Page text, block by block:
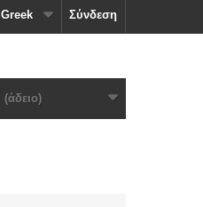
Σύνδεση
Greek
(άδειο)